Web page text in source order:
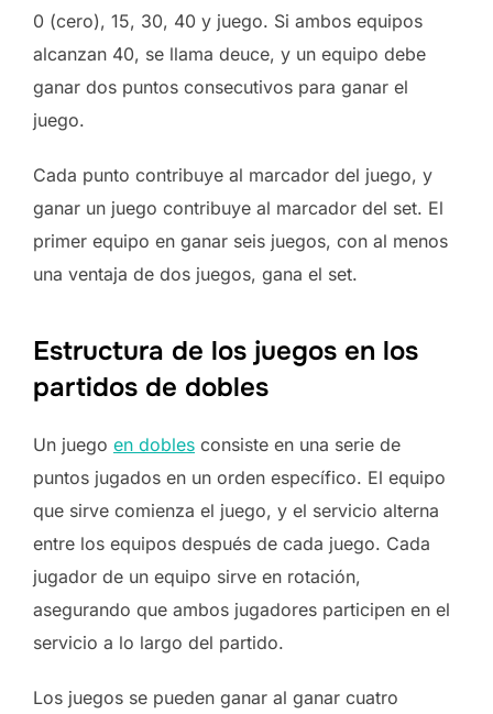
0 (cero), 15, 30, 40 y juego. Si ambos equipos
alcanzan 40, se llama deuce, y un equipo debe
ganar dos puntos consecutivos para ganar el
juego.
Cada punto contribuye al marcador del juego, y
ganar un juego contribuye al marcador del set. El
primer equipo en ganar seis juegos, con al menos
una ventaja de dos juegos, gana el set.
Estructura de los juegos en los
partidos de dobles
Un juego en dobles consiste en una serie de
puntos jugados en un orden específico. El equipo
que sirve comienza el juego, y el servicio alterna
entre los equipos después de cada juego. Cada
jugador de un equipo sirve en rotación,
asegurando que ambos jugadores participen en el
servicio a lo largo del partido.
Los juegos se pueden ganar al ganar cuatro